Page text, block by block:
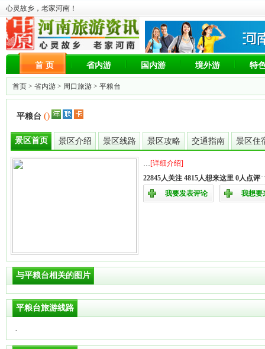
心灵故乡，老家河南！
首 页 省内游 国内游 境外游 特
首页 > 省内游 > 周口旅游 > 平粮台
平粮台 ()
景区首页 景区介绍 景区线路 景区攻略 交通指南 景区住
…[详细介绍]
22845人关注 4815人想来这里 0人点评
我要发表评论
我想要
与平粮台相关的图片
平粮台旅游线路
·